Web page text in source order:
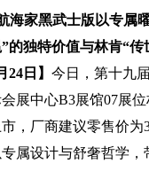
海家黑武士版以专属
的独特价值与林肯“传
24日】 今日，第十九
展中心B3展馆07展
，厂商建议零售价
属设计与舒奢哲学